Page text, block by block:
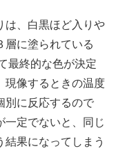
、白黒ほど入りや
層に塗られている
最終的な色が決定
現像するときの温度
別に反応するので
一定でないと、同じ
結果になってしまう